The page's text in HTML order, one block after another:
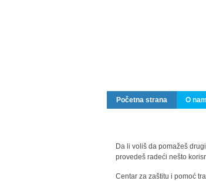
Početna strana
O
Da li voliš da pomažeš
provedeš radeći nešto
Centar za zaštitu i pomoć